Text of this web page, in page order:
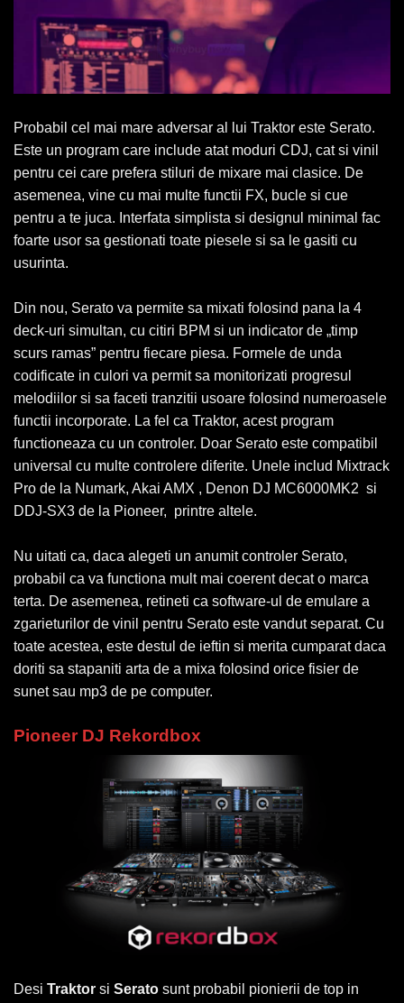
Probabil cel mai mare adversar al lui Traktor este Serato.
Este un program care include atat moduri CDJ, cat si vinil
pentru cei care prefera stiluri de mixare mai clasice. De
asemenea, vine cu mai multe functii FX, bucle si cue
pentru a te juca. Interfata simplista si designul minimal fac
foarte usor sa gestionati toate piesele si sa le gasiti cu
usurinta.
Din nou, Serato va permite sa mixati folosind pana la 4
deck-uri simultan, cu citiri BPM si un indicator de „timp
scurs ramas” pentru fiecare piesa. Formele de unda
codificate in culori va permit sa monitorizati progresul
melodiilor si sa faceti tranzitii usoare folosind numeroasele
functii incorporate. La fel ca Traktor, acest program
functioneaza cu un controler. Doar Serato este compatibil
universal cu multe controlere diferite. Unele includ Mixtrack
Pro de la Numark, Akai AMX , Denon DJ MC6000MK2 si
DDJ-SX3 de la Pioneer, printre altele.
Nu uitati ca, daca alegeti un anumit controler Serato,
probabil ca va functiona mult mai coerent decat o marca
terta. De asemenea, retineti ca software-ul de emulare a
zgarieturilor de vinil pentru Serato este vandut separat. Cu
toate acestea, este destul de ieftin si merita cumparat daca
doriti sa stapaniti arta de a mixa folosind orice fisier de
sunet sau mp3 de pe computer.
Pioneer DJ Rekordbox
Desi Traktor si Serato sunt probabil pionierii de top in